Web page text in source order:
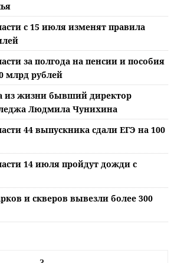
с 15 июля изменят правила
за полгода на пенсии и пособия
млрд рублей
из жизни бывший директор
Людмила Чунихина
44 выпускника сдали ЕГЭ на 100
14 июля пройдут дожди с
и скверов вывезли более 300